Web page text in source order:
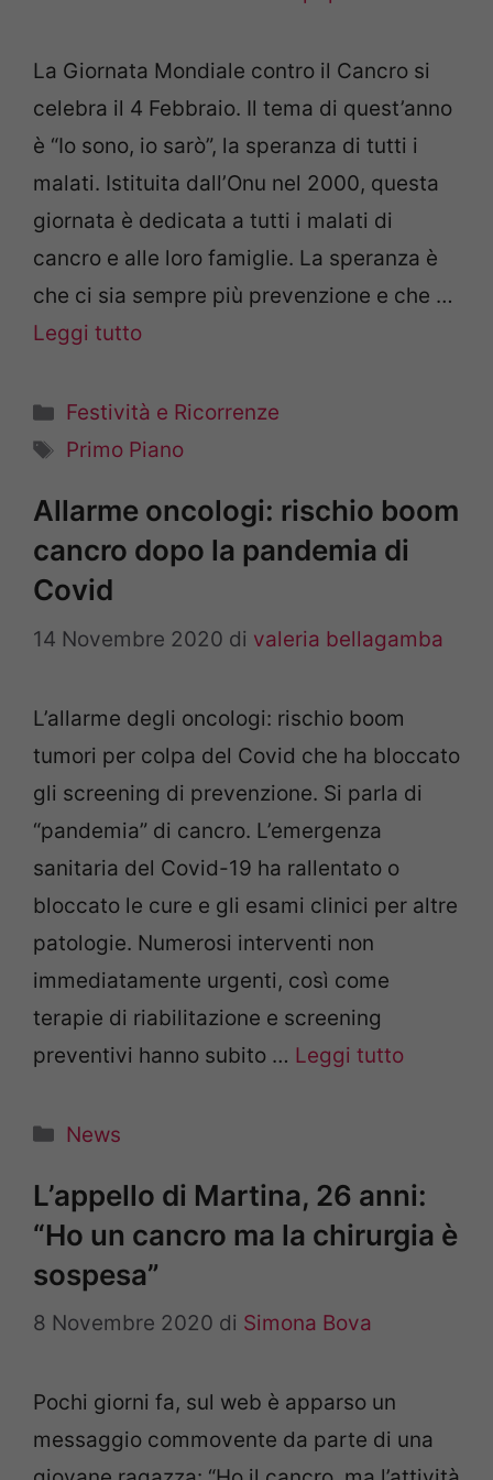
La Giornata Mondiale contro il Cancro si
celebra il 4 Febbraio. Il tema di quest’anno
è “Io sono, io sarò”, la speranza di tutti i
malati. Istituita dall’Onu nel 2000, questa
giornata è dedicata a tutti i malati di
cancro e alle loro famiglie. La speranza è
che ci sia sempre più prevenzione e che …
Leggi tutto
Categorie
Festività e Ricorrenze
Tag
Primo Piano
Allarme oncologi: rischio boom
cancro dopo la pandemia di
Covid
14 Novembre 2020 di valeria bellagamba
L’allarme degli oncologi: rischio boom
tumori per colpa del Covid che ha bloccato
gli screening di prevenzione. Si parla di
“pandemia” di cancro. L’emergenza
sanitaria del Covid-19 ha rallentato o
bloccato le cure e gli esami clinici per altre
patologie. Numerosi interventi non
immediatamente urgenti, così come
terapie di riabilitazione e screening
preventivi hanno subito … Leggi tutto
Categorie
News
L’appello di Martina, 26 anni:
“Ho un cancro ma la chirurgia è
sospesa”
8 Novembre 2020 di Simona Bova
Pochi giorni fa, sul web è apparso un
messaggio commovente da parte di una